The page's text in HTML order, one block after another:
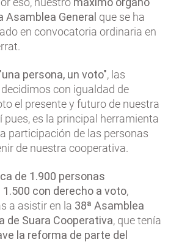
Asamblea General que se ha
en convocatoria ordinaria en
persona, un voto", las
con igualdad de
el presente y futuro de nuestra
pues, es la principal herramienta
participación de las personas
de nuestra cooperativa.
de 1.900 personas
1.500 con derecho a voto,
a asistir en la 38ª Asamblea
de Suara Cooperativa, que tenía
la reforma de parte del